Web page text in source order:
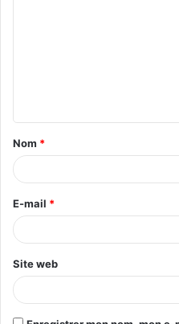
t
a
i
e
*
Nom *
E-mail *
Site web